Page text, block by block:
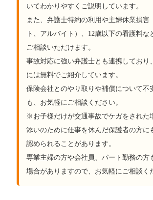
いてわかりやすくご説明しています。
また、弁護士特約の利用や主婦休業損害
ト、アルバイト）、12歳以下の看護料な
ご相談いただけます。
事故対応に強い弁護士とも連携しており
には無料でご紹介しています。
保険会社とのやり取りや補償について不
も、お気軽にご相談ください。
※お子様だけが交通事故でケガをされた
添いのために仕事を休んだ保護者の方に
認められることがあります。
専業主婦の方や会社員、パート勤務の方
場合がありますので、お気軽にご相談く